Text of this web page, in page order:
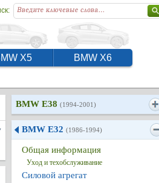
X5 BMW X6
BMW E38 (1994-2001)
BMW E32 (1986-1994)
Общая информация
Уход и техобслуживание
Силовой агрегат